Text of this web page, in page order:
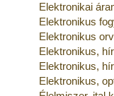
Elektronikai
Elektronikus
Elektronikus
Elektronikus,
Elektronikus,
Elektronikus,